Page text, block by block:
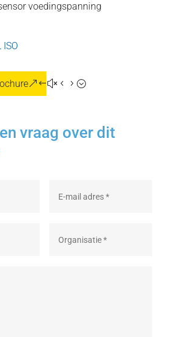
voedingspanning
vraag over dit